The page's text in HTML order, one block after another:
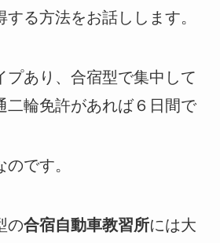
る方法をお話しします。
プあり、合宿型で集中して
二輪免許があれば６日間で
です。
の合宿自動車教習所には大